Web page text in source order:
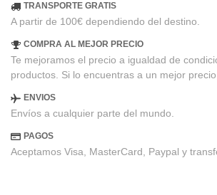
TRANSPORTE GRATIS
A partir de 100€ dependiendo del destino.
COMPRA AL MEJOR PRECIO
Te mejoramos el precio a igualdad de
productos. Si lo encuentras a un mejor
ENVIOS
Envíos a cualquier parte del mundo.
PAGOS
Aceptamos Visa, MasterCard, Paypal y